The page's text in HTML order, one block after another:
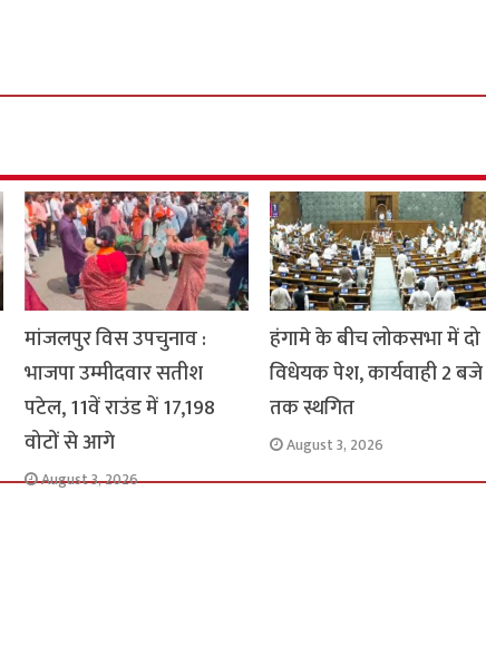
मांजलपुर विस उपचुनाव :
भाजपा उम्मीदवार सतीश
पटेल, 11वें राउंड में 17,198
वोटों से आगे
August 3, 2026
हंगामे के बीच लोकसभा में दो
विधेयक पेश, कार्यवाही 2 बजे
तक स्थगित
August 3, 2026